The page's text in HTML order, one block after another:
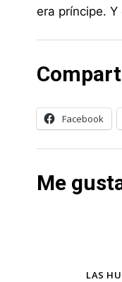
era príncipe.
Facebook
Me
LAS